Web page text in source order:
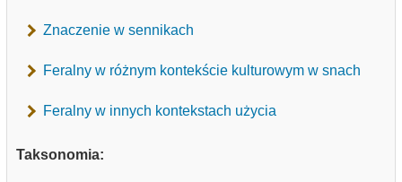
Znaczenie w sennikach
Feralny w różnym kontekście kulturowym w snach
Feralny w innych kontekstach użycia
Taksonomia: